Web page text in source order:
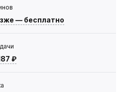
— бесплатно
₽